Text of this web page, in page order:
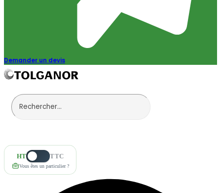
Demander un devis
HT TTC
Vous êtes un particulier ?